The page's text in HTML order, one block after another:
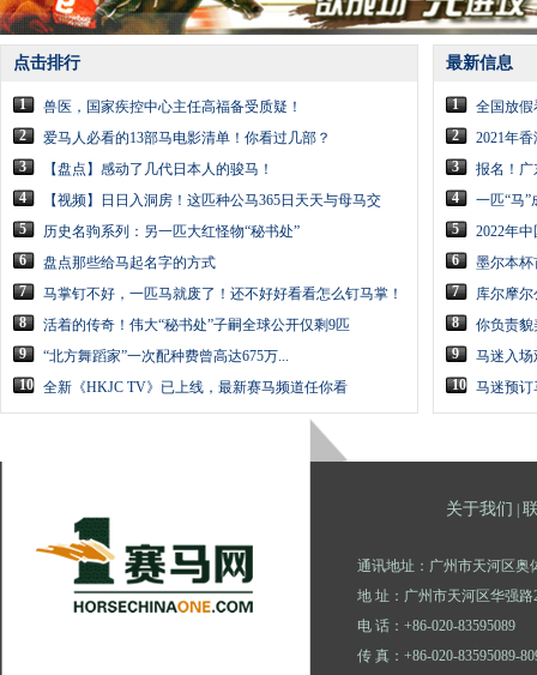
点击排行
1
兽医，国家疾控中心主任高福备受质疑！
2
爱马人必看的13部马电影清单！你看过几部？
3
【盘点】感动了几代日本人的骏马！
4
【视频】日日入洞房！这匹种公马365日天天与母马交
5
历史名驹系列：另一匹大红怪物“秘书处”
6
盘点那些给马起名字的方式
7
马掌钉不好，一匹马就废了！还不好好看看怎么钉马掌！
8
活着的传奇！伟大“秘书处”子嗣全球公开仅剩9匹
9
“北方舞蹈家”一次配种费曾高达675万...
10 全新《HKJC TV》已上线，最新赛马频道任你看
最新信息
1
全国放假
2
2021年
3
报名！广
4
一匹“马
5
2022年
6
墨尔本杯
7
库尔摩
8
你负责貌
9
马迷入场
10 马迷预订
关于我们 |
通讯地址：广州市天河区奥
地 址：广州市天河区华强路
电 话：+86-020-83595089
传 真：+86-020-83595089-